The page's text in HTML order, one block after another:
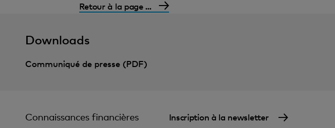
Retour à la page ...
Downloads
Communiqué de presse (PDF)
Connaissances financières Inscription à la newsletter